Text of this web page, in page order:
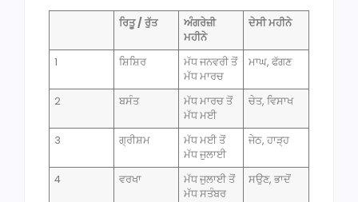
ਰਿਤੂ / ਰੁੱਤ
ਅੰਗਰੇਜ਼ੀ
ਮਹੀਨੇ
ਦੇਸੀ ਮਹੀਨੇ
1 ਸ਼ਿਸ਼ਿਰ
ਮੱਧ ਜਨਵਰੀ ਤੋਂ
ਮੱਧ ਮਾਰਚ
ਮਾਘ, ਫੱਗਣ
2 ਬਸੰਤ
ਮੱਧ ਮਾਰਚ ਤੋਂ
ਮੱਧ ਮਈ
ਚੇਤ, ਵਿਸਾਖ
3 ਗ੍ਰੀਸ਼ਮ
ਮੱਧ ਮਈ ਤੋਂ
ਮੱਧ ਜੁਲਾਈ
ਜੇਠ, ਹਾੜ੍ਹ
4 ਵਰਖਾ
ਮੱਧ ਜੁਲਾਈ ਤੋਂ
ਮੱਧ ਸਤੰਬਰ
ਸਉਣ, ਭਾਦੋਂ